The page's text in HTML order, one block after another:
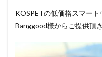
KOSPETの低価格スマー
Banggood様からご提供頂